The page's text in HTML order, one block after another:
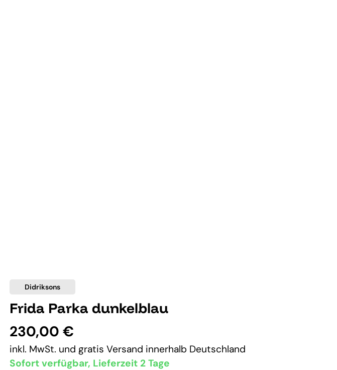
Didriksons
Frida Parka dunkelblau
230,00 €
inkl. MwSt. und gratis Versand innerhalb Deutschland
Sofort verfügbar, Lieferzeit 2 Tage